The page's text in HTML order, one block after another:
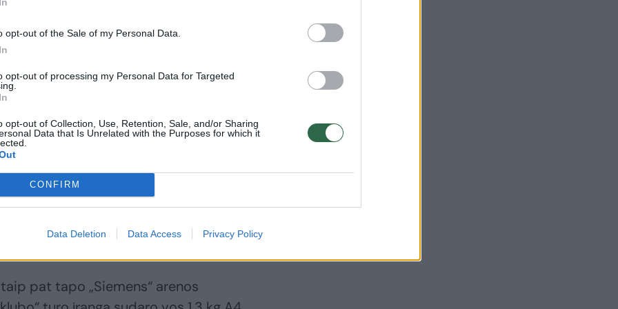
opt-out of the Sale of my Personal Data.
opt-out of processing my Personal Data for Targeted
opt-out of Collection, Use, Retention, Sale, and/or Sharing
Data that Is Unrelated with the Purposes for which it
CONFIRM
Data Deletion Data Access Privacy Policy
pasirodymui 53 maršruto autobusu
„Siemens“ arenos atstovai
metu šviesos tikrai bus
galėtų ne tik girdėti, bet ir matyti ant
pasirodymo detales atskleidė
pat buvo pateiktas išsamus garso
du laidiniai mikrofonai bei viena
patvirtino, kad
viena speciali vaizdo projekcija ar
pat tapo „Siemens“ arenos